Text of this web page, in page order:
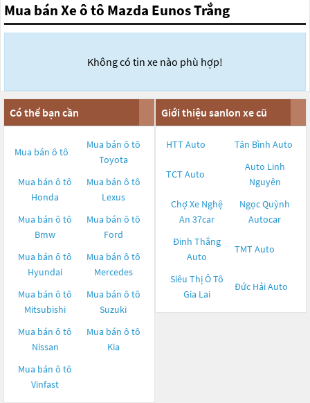
Mua bán Xe ô tô Mazda Eunos Trắng
Không có tin xe nào phù hợp!
Có thể bạn cần
Mua bán ô tô
Mua bán ô tô
Toyota
Mua bán ô tô
Honda
Mua bán ô tô
Lexus
Mua bán ô tô
Bmw
Mua bán ô tô
Ford
Mua bán ô tô
Hyundai
Mua bán ô tô
Mercedes
Mua bán ô tô
Mitsubishi
Mua bán ô tô
Suzuki
Mua bán ô tô
Nissan
Mua bán ô tô
Kia
Mua bán ô tô
Vinfast
Giới thiệu sanlon xe cũ
HTT Auto Tân Bình Auto
TCT Auto
Auto Linh
Nguyên
Chợ Xe Nghệ
An 37car
Ngọc Quỳnh
Autocar
Đinh Thắng
Auto
TMT Auto
Siêu Thị Ô Tô
Gia Lai
Đức Hải Auto